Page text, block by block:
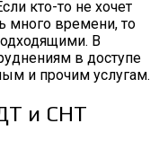
кто-то не хочет
много времени, то
В
в доступе
и прочим услугам.
и СНТ